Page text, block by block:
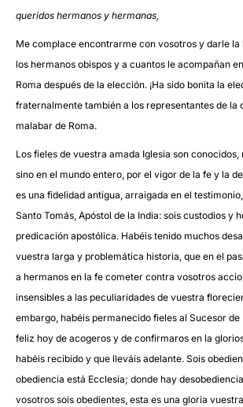
queridos hermanos y hermanas,
Me complace encontrarme con vosotros y darle la
los hermanos obispos y a cuantos le acompañan
Roma después de la elección. ¡Ha sido bonita la
fraternalmente también a los representantes de la
malabar de Roma.
Los fieles de vuestra amada Iglesia son conocidos,
sino en el mundo entero, por el vigor de la fe y la
es una fidelidad antigua, arraigada en el
Santo Tomás, Apóstol de la India: sois custodios y
predicación apostólica. Habéis tenido muchos
vuestra larga y problemática historia, que en el
a hermanos en la fe cometer contra vosotros
insensibles a las peculiaridades de vuestra
embargo, habéis permanecido fieles al Sucesor de
feliz hoy de acogeros y de confirmaros en la
habéis recibido y que lleváis adelante. Sois
obediencia está Ecclesia; donde hay
vosotros sois obedientes, esta es una gloria